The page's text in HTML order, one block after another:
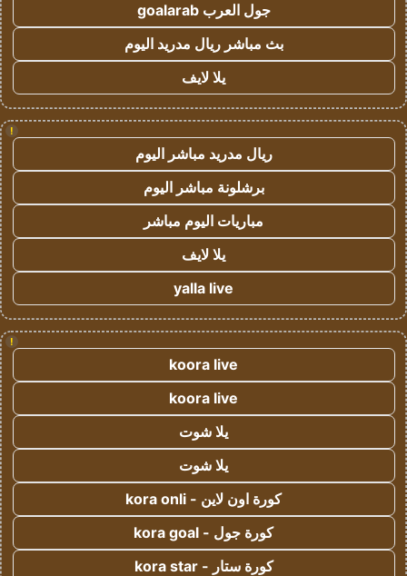
جول العرب goalarab
بث مباشر ريال مدريد اليوم
يلا لايف
!
ريال مدريد مباشر اليوم
برشلونة مباشر اليوم
مباريات اليوم مباشر
يلا لايف
yalla live
!
koora live
koora live
يلا شوت
يلا شوت
كورة اون لاين - kora onli
كورة جول - kora goal
كورة ستار - kora star